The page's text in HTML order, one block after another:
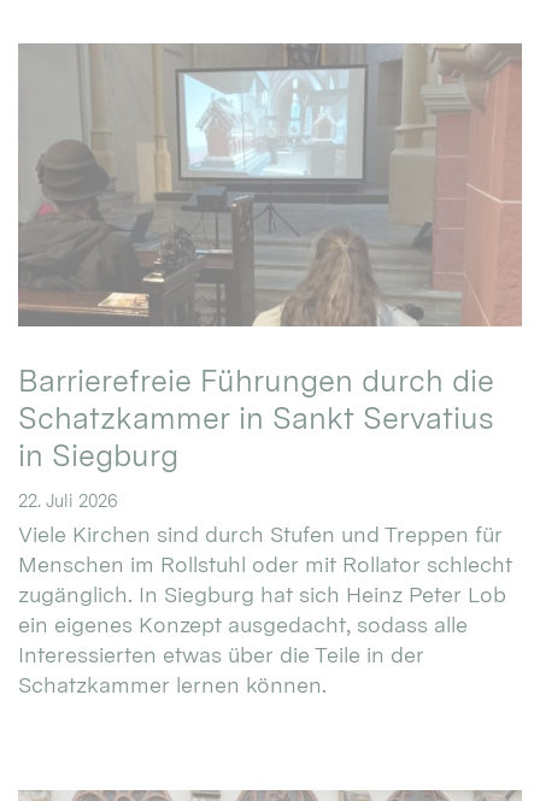
Barrierefreie Führungen durch die
Schatzkammer in Sankt Servatius
in Siegburg
22. Juli 2026
Viele Kirchen sind durch Stufen und Treppen für
Menschen im Rollstuhl oder mit Rollator schlecht
zugänglich. In Siegburg hat sich Heinz Peter Lob
ein eigenes Konzept ausgedacht, sodass alle
Interessierten etwas über die Teile in der
Schatzkammer lernen können.